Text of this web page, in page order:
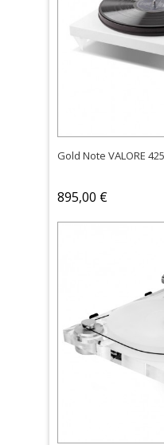
Gold Note VALORE
895,00 €